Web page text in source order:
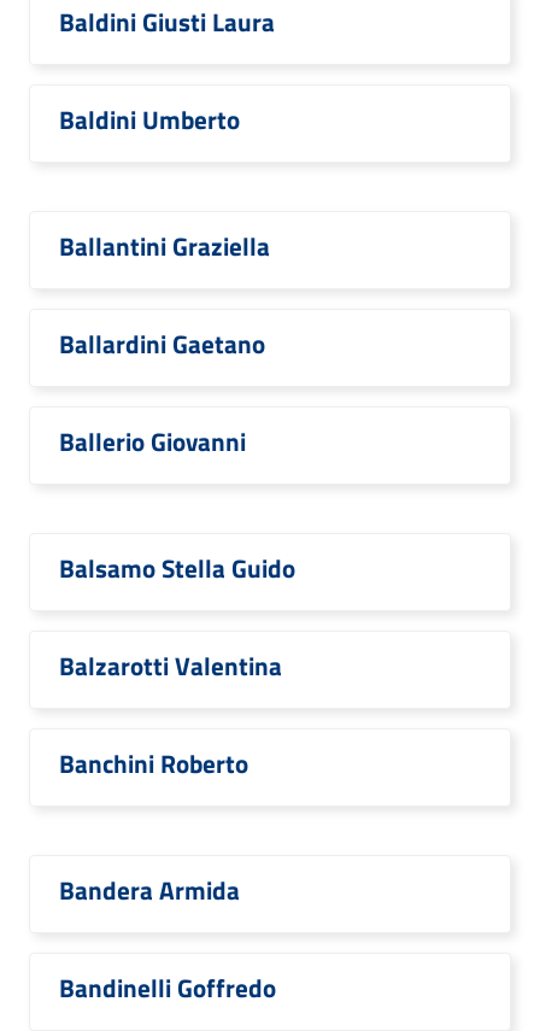
Baldini Giusti Laura
Baldini Umberto
Ballantini Graziella
Ballardini Gaetano
Ballerio Giovanni
Balsamo Stella Guido
Balzarotti Valentina
Banchini Roberto
Bandera Armida
Bandinelli Goffredo